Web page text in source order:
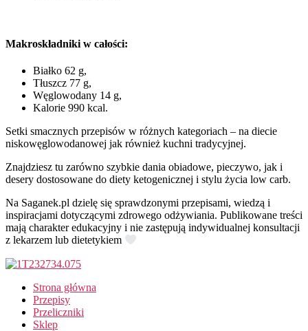
Makroskładniki w całości:
Białko 62 g,
Tłuszcz 77 g,
Węglowodany 14 g,
Kalorie 990 kcal.
Setki smacznych przepisów w różnych kategoriach – na diecie
niskowęglowodanowej jak również kuchni tradycyjnej.
Znajdziesz tu zarówno szybkie dania obiadowe, pieczywo, jak i
desery dostosowane do diety ketogenicznej i stylu życia low carb.
Na Saganek.pl dzielę się sprawdzonymi przepisami, wiedzą i
inspiracjami dotyczącymi zdrowego odżywiania. Publikowane treści
mają charakter edukacyjny i nie zastępują indywidualnej konsultacji
z lekarzem lub dietetykiem
Strona główna
Przepisy
Przeliczniki
Sklep